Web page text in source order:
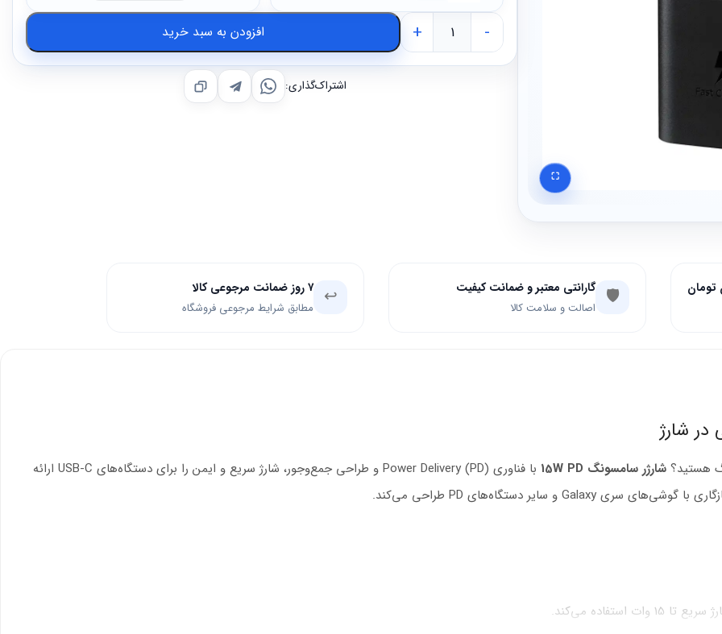
⛶
-
+ افزودن به سبد خرید
اشتراک‌گذاری:
🛡️ گارانتی معتبر و ضمانت کیفیت
اصالت و سلامت کالا ↩️ ۷ روز ضمانت مرجوعی کالا
مطابق شرایط مرجوعی فروشگاه
هستید؟ شارژر سامسونگ 15W PD
با فناوری Power Delivery (PD) و طراحی جمع‌وجور، شارژ سریع و ایمن را برای دستگاه‌های USB-C ارائه